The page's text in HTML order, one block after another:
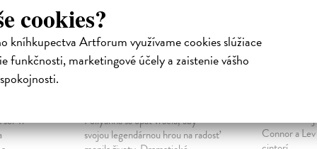
cookies?
kníhkupectva Artforum využívame cookies slúžiace
funkčnosti, marketingové účely a zaistenie vášho
sci-fi
Pollyannin čestný
Pollyanna sa opäť vracia, aby
svojou legendárnou hrou na radosť
časti
Connor a